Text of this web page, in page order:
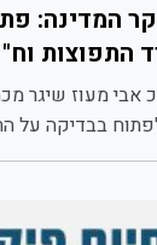
המדינה:
התפוצות
אבי מעוז שיגר
בבדיקה על